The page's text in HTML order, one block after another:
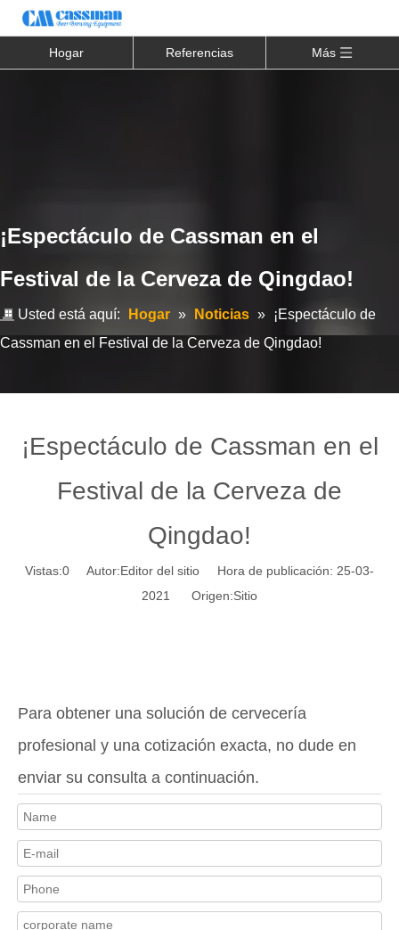
Hogar Referencias Más
¡Espectáculo de Cassman en el
Festival de la Cerveza de Qingdao!
Usted está aquí: Hogar » Noticias »
¡Espectáculo de
Cassman en el Festival de la Cerveza de Qingdao!
¡Espectáculo de Cassman en el
Festival de la Cerveza de
Qingdao!
Vistas:0 Autor:Editor del sitio Hora de publicación: 25-03-
2021 Origen:Sitio
Para obtener una solución de cervecería
profesional y una cotización exacta, no dude en
enviar su consulta a continuación.